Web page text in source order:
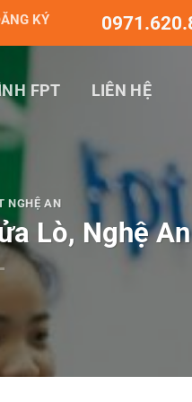
KÝ
FPT LIÊN HỆ
NGHỆ AN
Lò, Nghệ An